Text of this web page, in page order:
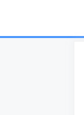
isi